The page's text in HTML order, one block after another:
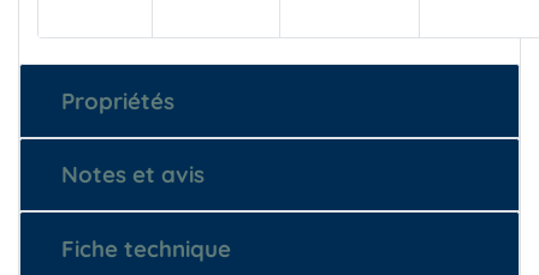
Propriétés
Notes et avis
Fiche technique